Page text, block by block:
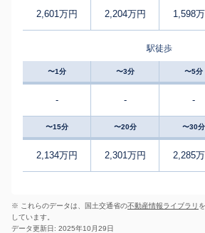
2,601万円 2,204万円 1,598
駅徒歩
〜1分 〜3分 〜5分
- - -
〜15分 〜20分 〜30分
2,134万円 2,301万円 2,285
※ これらのデータは、国土交通省の不動産情報ライブラリ
しています。
データ更新日: 2025年10月29日